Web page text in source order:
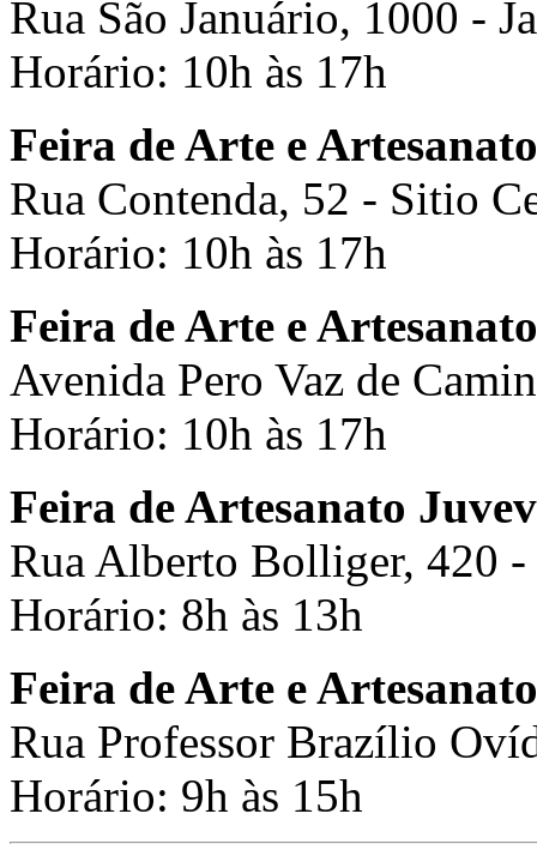
Rua São Januário, 1000 -
Horário: 10h às 17h
Feira de Arte e
Rua Contenda, 52 - Sitio
Horário: 10h às 17h
Feira de Arte e
Avenida Pero Vaz de
Horário: 10h às 17h
Feira de Artesanato
Rua Alberto Bolliger, 420 -
Horário: 8h às 13h
Feira de Arte e
Rua Professor Brazílio
Horário: 9h às 15h